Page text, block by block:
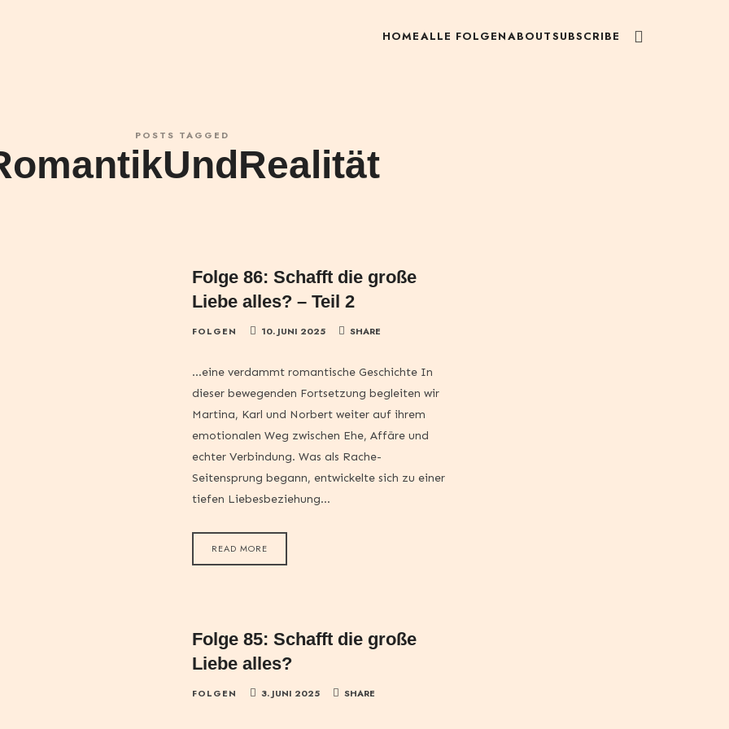
HOMEALLE FOLGENABOUTSUBSCRIBE
POSTS TAGGED
Folge 86: Schafft die große
Liebe alles? – Teil 2
FOLGEN 10. JUNI 2025 SHARE
…eine verdammt romantische Geschichte In
dieser bewegenden Fortsetzung begleiten wir
Martina, Karl und Norbert weiter auf ihrem
emotionalen Weg zwischen Ehe, Affäre und
echter Verbindung. Was als Rache-
Seitensprung begann, entwickelte sich zu einer
tiefen Liebesbeziehung…
READ MORE
Folge 85: Schafft die große
Liebe alles?
FOLGEN 3. JUNI 2025 SHARE